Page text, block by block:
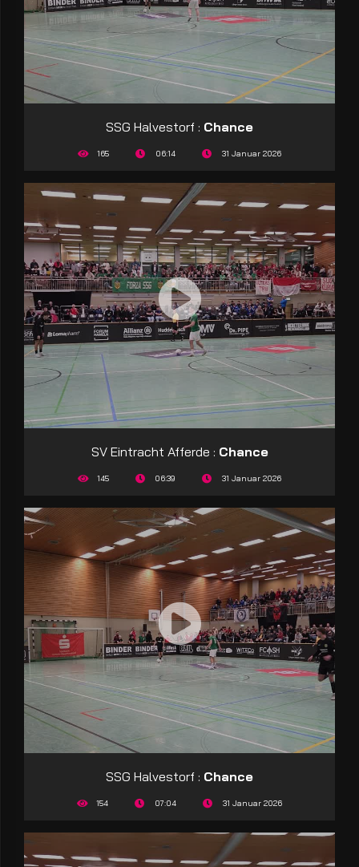
SSG Halvestorf : Chance
165 06:14 31 Januar 2026
SV Eintracht Afferde : Chance
145 06:39 31 Januar 2026
SSG Halvestorf : Chance
154 07:04 31 Januar 2026